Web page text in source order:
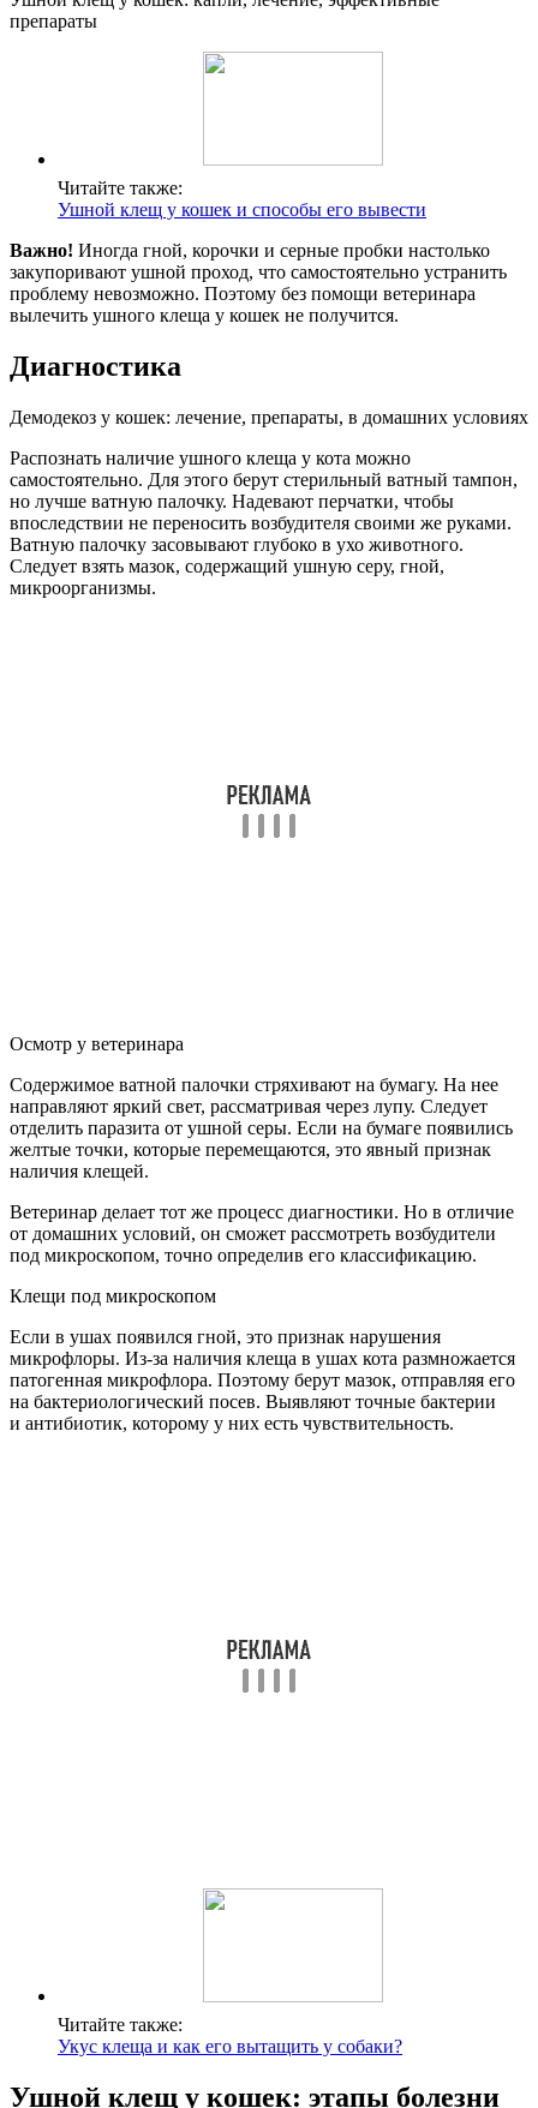
препараты
Читайте также:
Ушной клещ у кошек и способы его вывести
Важно! Иногда гной, корочки и серные пробки настолько
закупоривают ушной проход, что самостоятельно устранить
проблему невозможно. Поэтому без помощи ветеринара
вылечить ушного клеща у кошек не получится.
Диагностика
Демодекоз у кошек: лечение, препараты, в домашних условиях
Распознать наличие ушного клеща у кота можно
самостоятельно. Для этого берут стерильный ватный тампон,
но лучше ватную палочку. Надевают перчатки, чтобы
впоследствии не переносить возбудителя своими же руками.
Ватную палочку засовывают глубоко в ухо животного.
Следует взять мазок, содержащий ушную серу, гной,
микроорганизмы.
Осмотр у ветеринара
Содержимое ватной палочки стряхивают на бумагу. На нее
направляют яркий свет, рассматривая через лупу. Следует
отделить паразита от ушной серы. Если на бумаге появились
желтые точки, которые перемещаются, это явный признак
наличия клещей.
Ветеринар делает тот же процесс диагностики. Но в отличие
от домашних условий, он сможет рассмотреть возбудители
под микроскопом, точно определив его классификацию.
Клещи под микроскопом
Если в ушах появился гной, это признак нарушения
микрофлоры. Из-за наличия клеща в ушах кота размножается
патогенная микрофлора. Поэтому берут мазок, отправляя его
на бактериологический посев. Выявляют точные бактерии
и антибиотик, которому у них есть чувствительность.
Читайте также:
Укус клеща и как его вытащить у собаки?
Ушной клещ у кошек: этапы болезни